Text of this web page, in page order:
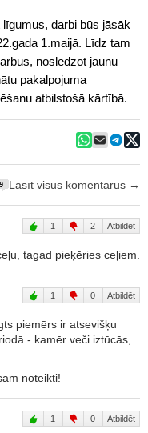
darbi būs jāsāk
1.maijā. Līdz tam
noslēdzot jaunu
pakalpojuma
atbilstošā kārtībā.
9 Lasīt visus komentārus →
1 2 Atbildēt
tagad pieķēries ceļiem.
1 0 Atbildēt
piemērs ir atsevišķu
- kamēr veči iztūcās,
noteikti!
1 0 Atbildēt